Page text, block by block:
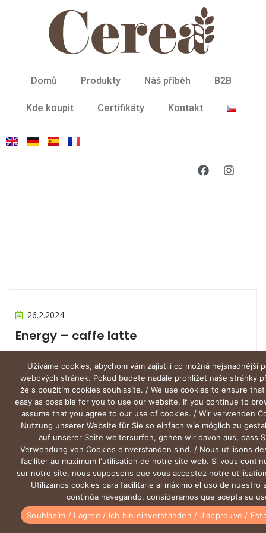
Domů Produkty Náš příběh B2B
Kde koupit Certifikáty Kontakt
26.2.2024
Energy – caffe latte
0
Užíváme cookies, abychom vám zajistili co možná nejsnadnější
webových stránek. Pokud budete nadále prohlížet naše stránky
že s použitím cookies souhlasíte. / We use cookies to ensure
easy as possible for you to use our website. If you continue to
assume that you agree to our use of cookies. / Wir verwenden
Nutzung unserer Website für Sie so einfach wie möglich zu
auf unserer Seite weitersurfen, gehen wir davon aus, dass
Verwendung von Cookies einverstanden sind. / Nous utilisons
faciliter au maximum l'utilisation de notre site web. Si vous
sur notre site, nous supposons que vous acceptez notre
Utilizamos cookies para facilitarle al máximo el uso de nuestro
continúa navegando, consideramos que acepta su
Souhlasím / I agree / Ich bin einverstanden / J'approuve /